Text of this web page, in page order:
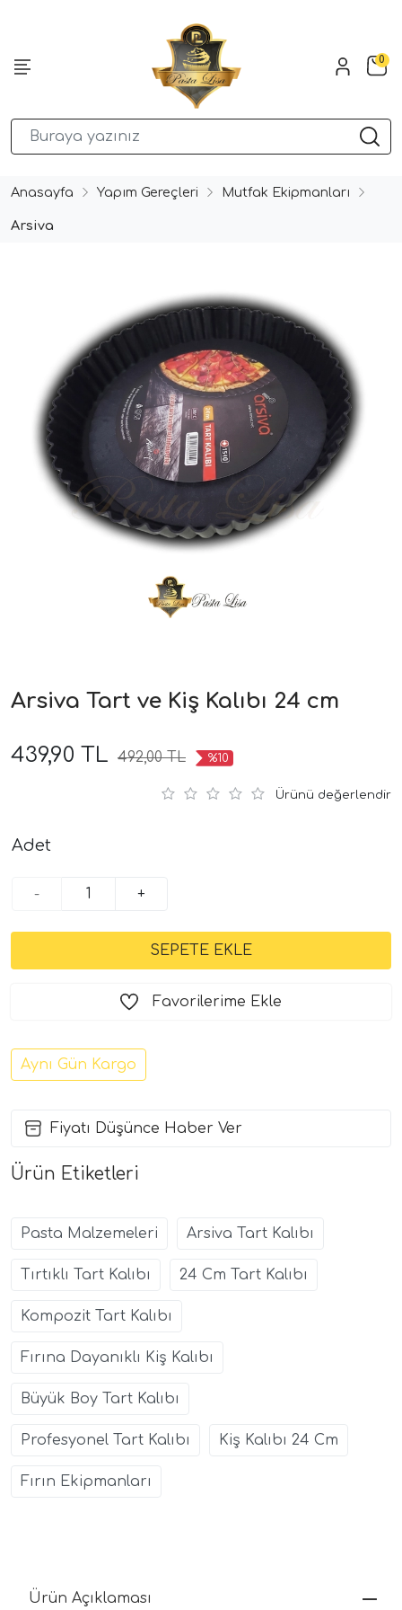
0
Anasayfa Yapım Gereçleri Mutfak Ekipmanları
Arsiva
Arsiva Tart ve Kiş Kalıbı 24 cm
439,90 TL 492,00 TL %10
Ürünü değerlendir
Adet
- +
Favorilerime Ekle
Aynı Gün Kargo
Fiyatı Düşünce Haber Ver
Ürün Etiketleri
Pasta Malzemeleri Arsiva Tart Kalıbı
Tırtıklı Tart Kalıbı 24 Cm Tart Kalıbı
Kompozit Tart Kalıbı
Fırına Dayanıklı Kiş Kalıbı
Büyük Boy Tart Kalıbı
Profesyonel Tart Kalıbı Kiş Kalıbı 24 Cm
Fırın Ekipmanları
Ürün Açıklaması